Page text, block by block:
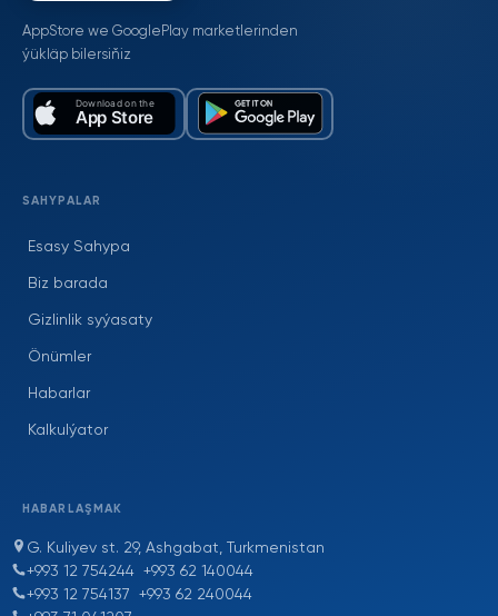
AppStore we GooglePlay marketlerinden
ýükläp bilersiňiz
SAHYPALAR
Esasy Sahypa
Biz barada
Gizlinlik syýasaty
Önümler
Habarlar
Kalkulýator
HABARLAŞMAK
G. Kuliyev st. 29, Ashgabat, Turkmenistan
+993 12 754244 +993 62 140044
+993 12 754137 +993 62 240044